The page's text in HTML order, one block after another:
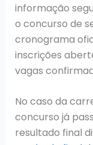
informação
o concurso de
cronograma
inscrições
vagas
No caso da
concurso já
resultado final